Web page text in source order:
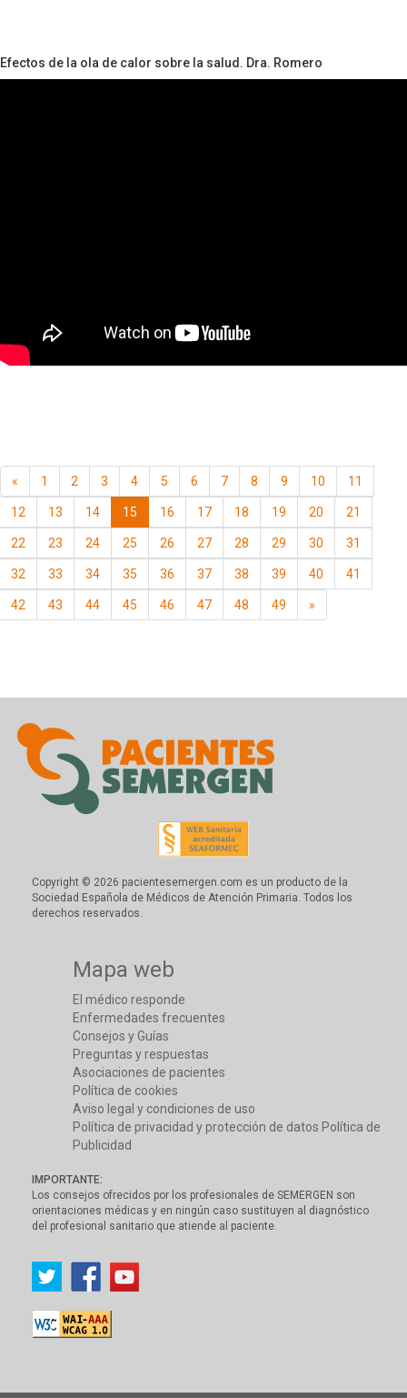
Efectos de la ola de calor sobre la salud. Dra. Romero
« 1 2 3 4 5 6 7 8 9 10 11
12 13 14 15 16 17 18 19 20 21
22 23 24 25 26 27 28 29 30 31
32 33 34 35 36 37 38 39 40 41
42 43 44 45 46 47 48 49 »
Copyright © 2026 pacientesemergen.com es un producto de la
Sociedad Española de Médicos de Atención Primaria. Todos los
derechos reservados.
Mapa web
El médico responde
Enfermedades frecuentes
Consejos y Guías
Preguntas y respuestas
Asociaciones de pacientes
Política de cookies
Aviso legal y condiciones de uso
Política de privacidad y protección de datos Política de
Publicidad
IMPORTANTE:
Los consejos ofrecidos por los profesionales de SEMERGEN son
orientaciones médicas y en ningún caso sustituyen al diagnóstico
del profesional sanitario que atiende al paciente.